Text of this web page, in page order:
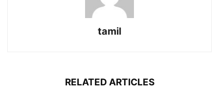
tamil
RELATED ARTICLES